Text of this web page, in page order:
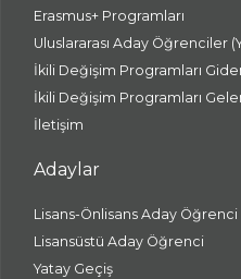
Erasmus+ Programları
Uluslararası Aday Öğrenciler
İkili Değişim Programları
İkili Değişim Programları
İletişim
Adaylar
Lisans-Önlisans Aday Öğrenci
Lisansüstü Aday Öğrenci
Yatay Geçiş